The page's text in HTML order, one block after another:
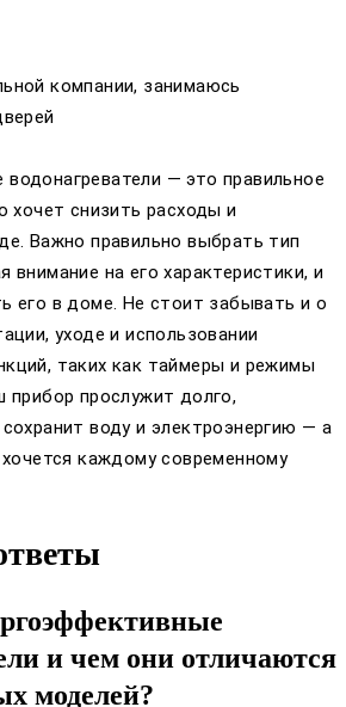
компании, занимаюсь
— это правильное
хочет снизить расходы и
Важно правильно выбрать тип
внимание на его характеристики, и
его в доме. Не стоит забывать и о
уходе и использовании
таких как таймеры и режимы
прибор прослужит долго,
воду и электроэнергию — а
каждому современному
и чем они отличаются
моделей?